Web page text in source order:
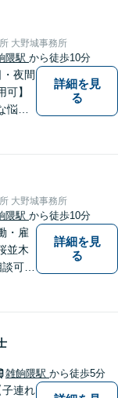
心
大野城事務所
隈駅 から徒歩10分
・夜間
】
み
あり
にお
詳細を見
る
大野城事務所
隈駅 から徒歩10分
・雇
並木
談可
考
詳細を見
る
雑餉隈駅 から徒歩5分
子連れ